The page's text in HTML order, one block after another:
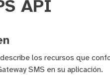
API
los recursos que
SMS en su aplicación.